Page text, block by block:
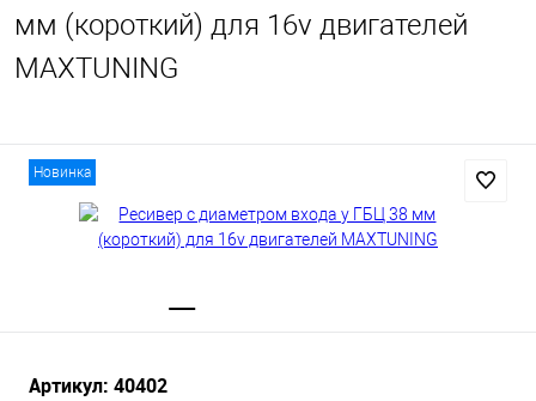
мм (короткий) для 16v двигателей
MAXTUNING
Новинка
Артикул: 40402